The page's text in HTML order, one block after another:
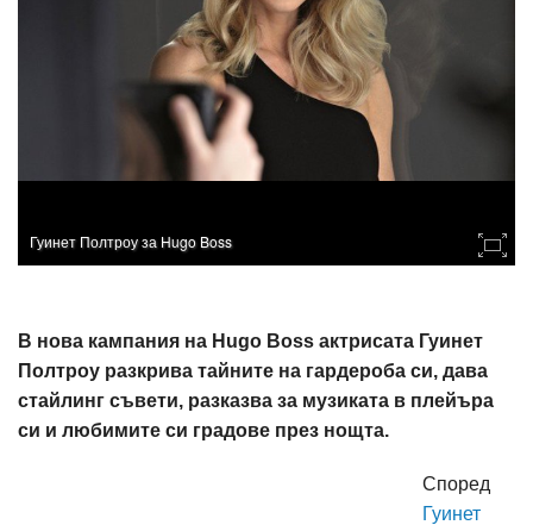
Гуинет Полтроу за Hugo Boss
В нова кампания на Hugo Boss актрисата Гуинет
Полтроу разкрива тайните на гардероба си, дава
стайлинг съвети, разказва за музиката в плейъра
си и любимите си градове през нощта.
Според
Гуинет